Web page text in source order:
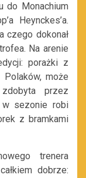
do Monachium
Heynckes’a.
czego dokonał
Na arenie
porażki z
Polaków, może
przez
sezonie robi
z bramkami
trenera
dobrze: